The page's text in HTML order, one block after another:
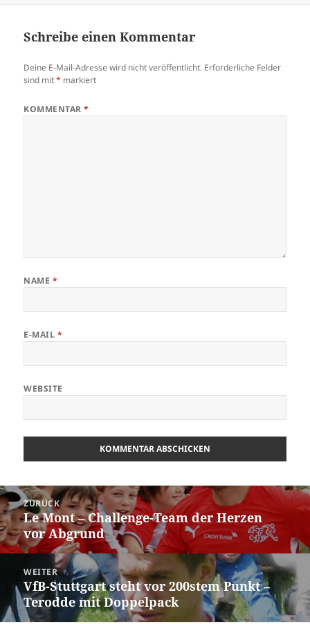
Schreibe einen Kommentar
Deine E-Mail-Adresse wird nicht veröffentlicht. Erforderliche Felder
sind mit* markiert
KOMMENTAR*
NAME *
E-MAIL *
WEBSITE
Beitrags-
Navigation
ZURÜCK
Vorheriger
Beitrag:
Le Mont – Challenge-Team der Herzen
vor Abgrund
WEITER
Nächster
Beitrag:
VfB-Stuttgart steht vor 200stem Punkt –
Terodde mit Doppelpack